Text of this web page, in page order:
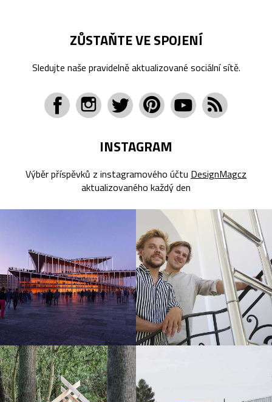
ZŮSTAŇTE VE SPOJENÍ
Sledujte naše pravidelně aktualizované sociální sítě.
INSTAGRAM
Výběr příspěvků z instagramového účtu DesignMagcz
aktualizovaného každý den